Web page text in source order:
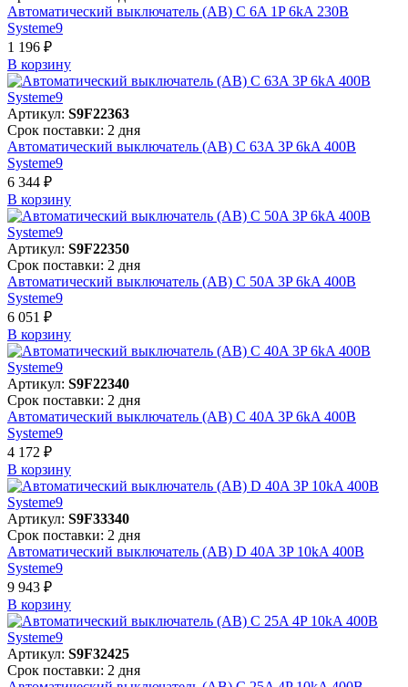
Автоматический выключатель (АВ) C 6A 1P 6kA 230В
Systeme9
1 196 ₽
В корзинy
Артикул: S9F22363
Срок поставки: 2 дня
Автоматический выключатель (АВ) C 63A 3P 6kA 400В
Systeme9
6 344 ₽
В корзинy
Артикул: S9F22350
Срок поставки: 2 дня
Автоматический выключатель (АВ) C 50A 3P 6kA 400В
Systeme9
6 051 ₽
В корзинy
Артикул: S9F22340
Срок поставки: 2 дня
Автоматический выключатель (АВ) C 40A 3P 6kA 400В
Systeme9
4 172 ₽
В корзинy
Артикул: S9F33340
Срок поставки: 2 дня
Автоматический выключатель (АВ) D 40A 3P 10kA 400В
Systeme9
9 943 ₽
В корзинy
Артикул: S9F32425
Срок поставки: 2 дня